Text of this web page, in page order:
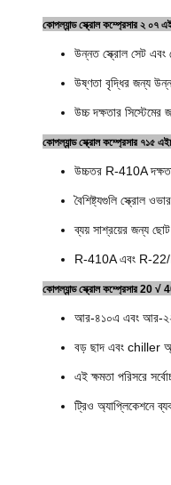
কোপল্যান্ড স্ক্রোল কম্প্রেসার ২ ০৭
উন্নত স্ক্রোল সেট এবং
উষ্ণতা বৃদ্ধির জন্য
উচ্চ দক্ষতার
কোপল্যান্ড স্ক্রোল কম্প্রেসার ৭১৫
উচ্চতর R-410A
বৈশিষ্ট্যগুলি স্ক্রোল
ব্যয় সাশ্রয়ের জন্য
R-410A এবং R-22/
কোপল্যান্ড স্ক্রোল কম্প্রেসার 20 √
আর-৪১০এ এবং আর-২২/
বড় ছাদ এবং chiller
এই ক্ষমতা পরিসরে
ট্রিও অ্যাপ্লিকেশনে